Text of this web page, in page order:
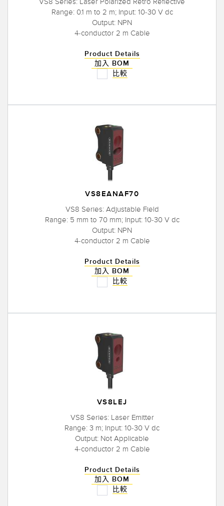
Range: 0.1 m to 2 m; Input: 10-30 V dc
Output: NPN
4-conductor 2 m Cable
Product Details
加入 BOM
比較
VS8EANAF70
VS8 Series: Adjustable Field
Range: 5 mm to 70 mm; Input: 10-30 V dc
Output: NPN
4-conductor 2 m Cable
Product Details
加入 BOM
比較
VS8LEJ
VS8 Series: Laser Emitter
Range: 3 m; Input: 10-30 V dc
Output: Not Applicable
4-conductor 2 m Cable
Product Details
加入 BOM
比較